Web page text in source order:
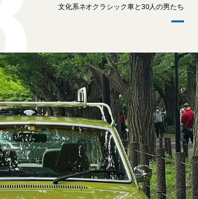
文化系ネオクラシック車と30人の男たち